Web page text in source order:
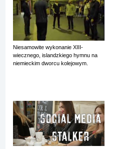
Niesamowite wykonanie XIII-
wiecznego, islandzkiego hymnu na
niemieckim dworcu kolejowym.